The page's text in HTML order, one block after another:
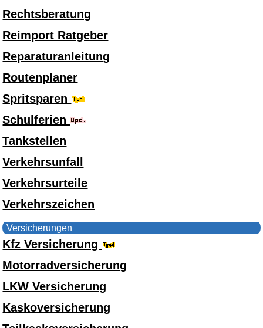
Rechtsberatung
Reimport Ratgeber
Reparaturanleitung
Routenplaner
Spritsparen
Schulferien
Tankstellen
Verkehrsunfall
Verkehrsurteile
Verkehrszeichen
Versicherungen
Kfz Versicherung
Motorradversicherung
LKW Versicherung
Kaskoversicherung